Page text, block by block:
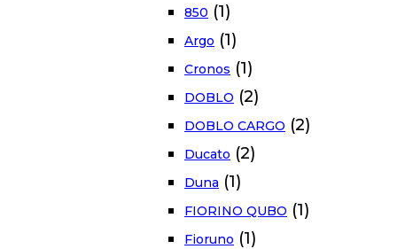
850 (1)
Argo (1)
Cronos (1)
DOBLO (2)
DOBLO CARGO (2)
Ducato (2)
Duna (1)
FIORINO QUBO (1)
Fioruno (1)